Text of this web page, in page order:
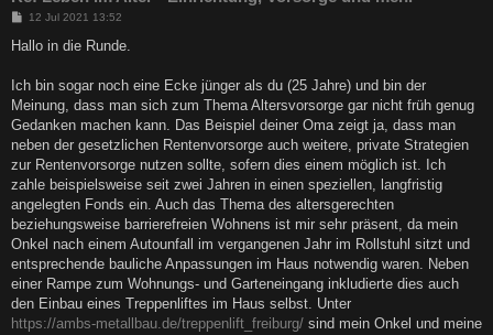
B
i
a
12 Jul 2021 13:52
Hallo in die Runde.
Ich bin sogar noch eine Ecke jünger als du (25 Jahre) und bin der
Meinung, dass man sich zum Thema Altersvorsorge gar nicht früh genug
Gedanken machen kann. Das Beispiel deiner Oma zeigt ja, dass man
neben der gesetzlichen Rentenvorsorge auch weitere, private Strategien
zur Rentenvorsorge nutzen sollte, sofern dies einem möglich ist. Ich
zahle beispielsweise seit zwei Jahren in einen speziellen, langfristig
angelegten Fonds ein. Auch das Thema des altersgerechten
beziehungsweise barrierefreien Wohnens ist mir sehr präsent, da mein
Onkel nach einem Autounfall im vergangenen Jahr im Rollstuhl sitzt und
entsprechende bauliche Anpassungen im Haus notwendig waren. Neben
einer Rampe zum Wohnungs- und Garteneingang inkludierte dies auch
den Einbau eines Treppenliftes im Haus selbst. Unter
https://ambs-metallbau.de/treppenlift_freiburg/ sind mein Onkel und meine